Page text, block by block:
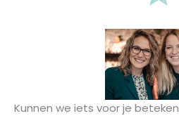
Kunnen we iets voor je